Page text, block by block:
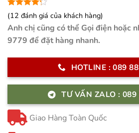
4.17 trên
5 dựa
trên
12
đánh
giá
(12 đánh giá của khách hàng)
Anh chị cũng có thể Gọi điện hoặc
9779 để đặt hàng nhanh.
HOTLINE : 089
TƯ VẤN ZALO :
Giao Hàng Toàn Quốc